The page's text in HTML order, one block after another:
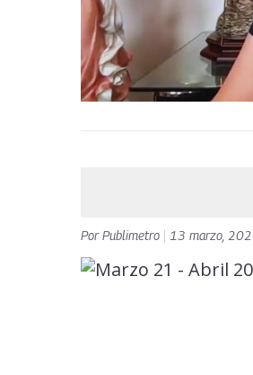
PorPublimetro 13 marzo,